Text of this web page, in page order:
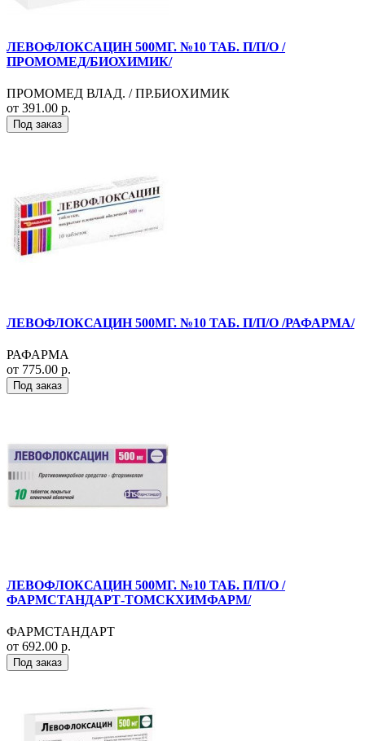
ЛЕВОФЛОКСАЦИН 500МГ. №10 ТАБ. П/П/О /
ПРОМОМЕД/БИОХИМИК/
ПРОМОМЕД ВЛАД. / ПР.БИОХИМИК
от 391.00 р.
Под заказ
ЛЕВОФЛОКСАЦИН 500МГ. №10 ТАБ. П/П/О /РАФАРМА/
РАФАРМА
от 775.00 р.
Под заказ
ЛЕВОФЛОКСАЦИН 500МГ. №10 ТАБ. П/П/О /
ФАРМСТАНДАРТ-ТОМСКХИМФАРМ/
ФАРМСТАНДАРТ
от 692.00 р.
Под заказ